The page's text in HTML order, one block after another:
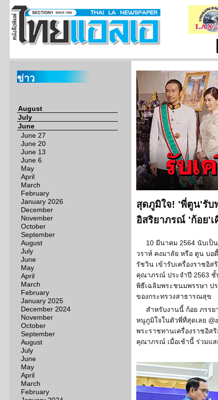
ข่าว
August
July
June
June 27
June 20
June 13
June 6
May
April
March
February
January 2026
December
November
October
September
August
July
June
May
April
March
February
January 2025
December 2024
November
October
September
August
July
June
May
April
March
February
สุดภูมิใจ! 'พี่ตูน'รับ
อิสริยาภรณ์ 'ก้อย'เ
10 มีนาคม 2564 นับเป็
วราห์ คงมาลัย หรือ ตูน บอ
รัชวิน เข้ารับเครื่องราชอิส
คุณาภรณ์ ประจำปี 2563 ชั้
พิธีเฉลิมพระชนมพรรษา ป
ของกระทรวงสาธารณสุข
สำหรับงานนี้ ก้อย ภรร
หนูภูมิใจในตัวพี่ที่สุดเลย
พระราชทานเครื่องราชอิส
คุณาภรณ์ เมื่อเช้านี้ ร่วมแ